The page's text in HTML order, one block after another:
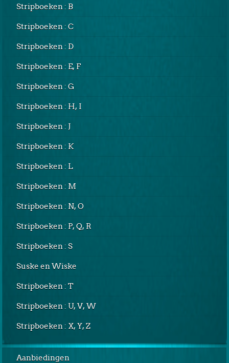
Stripboeken : B
Stripboeken : C
Stripboeken : D
Stripboeken : E, F
Stripboeken : G
Stripboeken : H, I
Stripboeken : J
Stripboeken : K
Stripboeken : L
Stripboeken : M
Stripboeken : N, O
Stripboeken : P, Q, R
Stripboeken : S
Suske en Wiske
Stripboeken : T
Stripboeken : U, V, W
Stripboeken : X, Y, Z
Aanbiedingen